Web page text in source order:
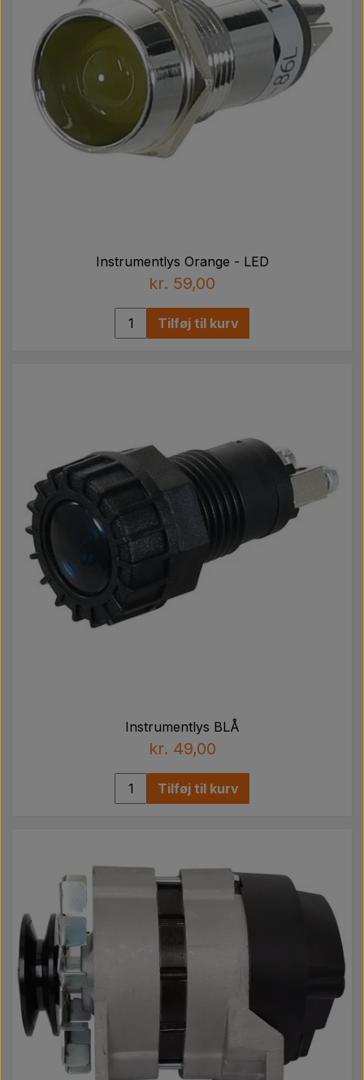
Instrumentlys Orange - LED
kr. 59,00
Tilføj til kurv
Instrumentlys BLÅ
kr. 49,00
Tilføj til kurv